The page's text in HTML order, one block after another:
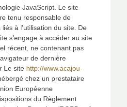
JavaScript. Le site
tenu responsable de
à l’utilisation du site. De
s’engage à accéder au site
récent, ne contenant pas
de dernière
Le site http://www.acajou-
chez un prestataire
Européenne
du Règlement